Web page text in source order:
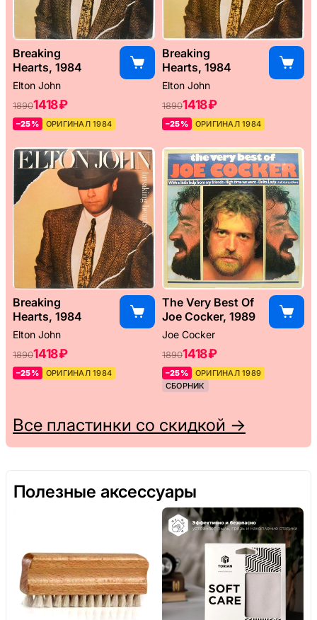
Breaking
Hearts, 1984
Elton John
18901418 ₽
–25% ОРИГИНАЛ 1984
Breaking
Hearts, 1984
Elton John
18901418 ₽
–25% ОРИГИНАЛ 1984
Breaking
Hearts, 1984
Elton John
18901418 ₽
–25% ОРИГИНАЛ 1984
The Very Best Of
Joe Cocker, 1989
Joe Cocker
18901418 ₽
–25%
ОРИГИНАЛ 1989
СБОРНИК
Все пластинки со скидкой →
Полезные аксессуары